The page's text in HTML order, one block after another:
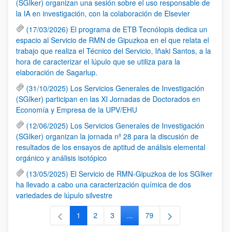
(SGIker) organizan una sesión sobre el uso responsable de
la IA en investigación, con la colaboración de Elsevier
(17/03/2026) El programa de ETB Tecnólopis dedica un
espacio al Servicio de RMN de Gipuzkoa en el que relata el
trabajo que realiza el Técnico del Servicio, Iñaki Santos, a la
hora de caracterizar el lúpulo que se utiliza para la
elaboración de Sagarlup.
(31/10/2025) Los Servicios Generales de Investigación
(SGIker) participan en las XI Jornadas de Doctorados en
Economía y Empresa de la UPV/EHU
(12/06/2025) Los Servicios Generales de Investigación
(SGIker) organizan la jornada nº 28 para la discusión de
resultados de los ensayos de aptitud de análisis elemental
orgánico y análisis isotópico
(13/05/2025) El Servicio de RMN-Gipuzkoa de los SGIker
ha llevado a cabo una caracterización química de dos
variedades de lúpulo silvestre
Página
1 Página
2 Página
3 ...Páginas intermedias Use TAB
Página
79